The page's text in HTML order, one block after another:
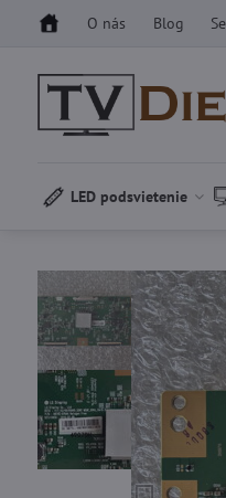
O nás Blog
LED podsvietenie